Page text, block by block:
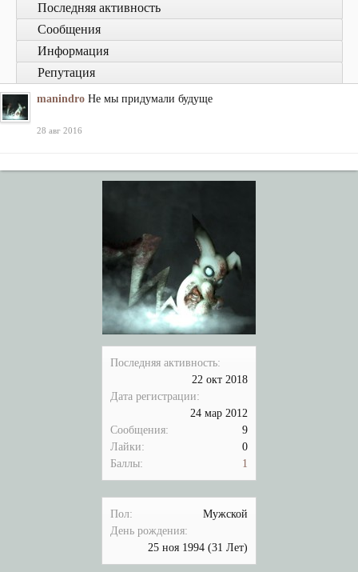
Последняя активность:
22 окт 2018
Дата регистрации:
24 мар 2012
Сообщения:
9
Лайки:
0
Баллы:
1
Пол:
Мужской
День рождения:
25 ноя 1994 (31 Лет)
Последняя активность
Сообщения
Информация
Репутация
manindro Не мы придумали будуще
28 авг 2016